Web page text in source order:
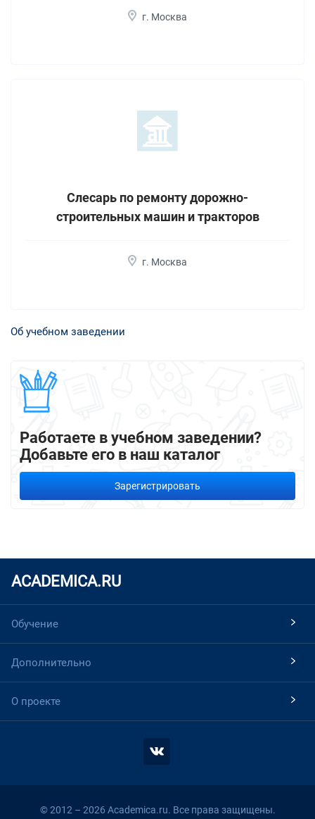
г. Москва
Слесарь по ремонту дорожно-
строительных машин и тракторов
г. Москва
Об учебном заведении
Работаете в учебном заведении?
Добавьте его в наш каталог
Зарегистрировать
ACADEMICA.RU
Обучение
Дополнительно
О проекте
© 2012 – 2026 Academica.ru. Все права защищены.